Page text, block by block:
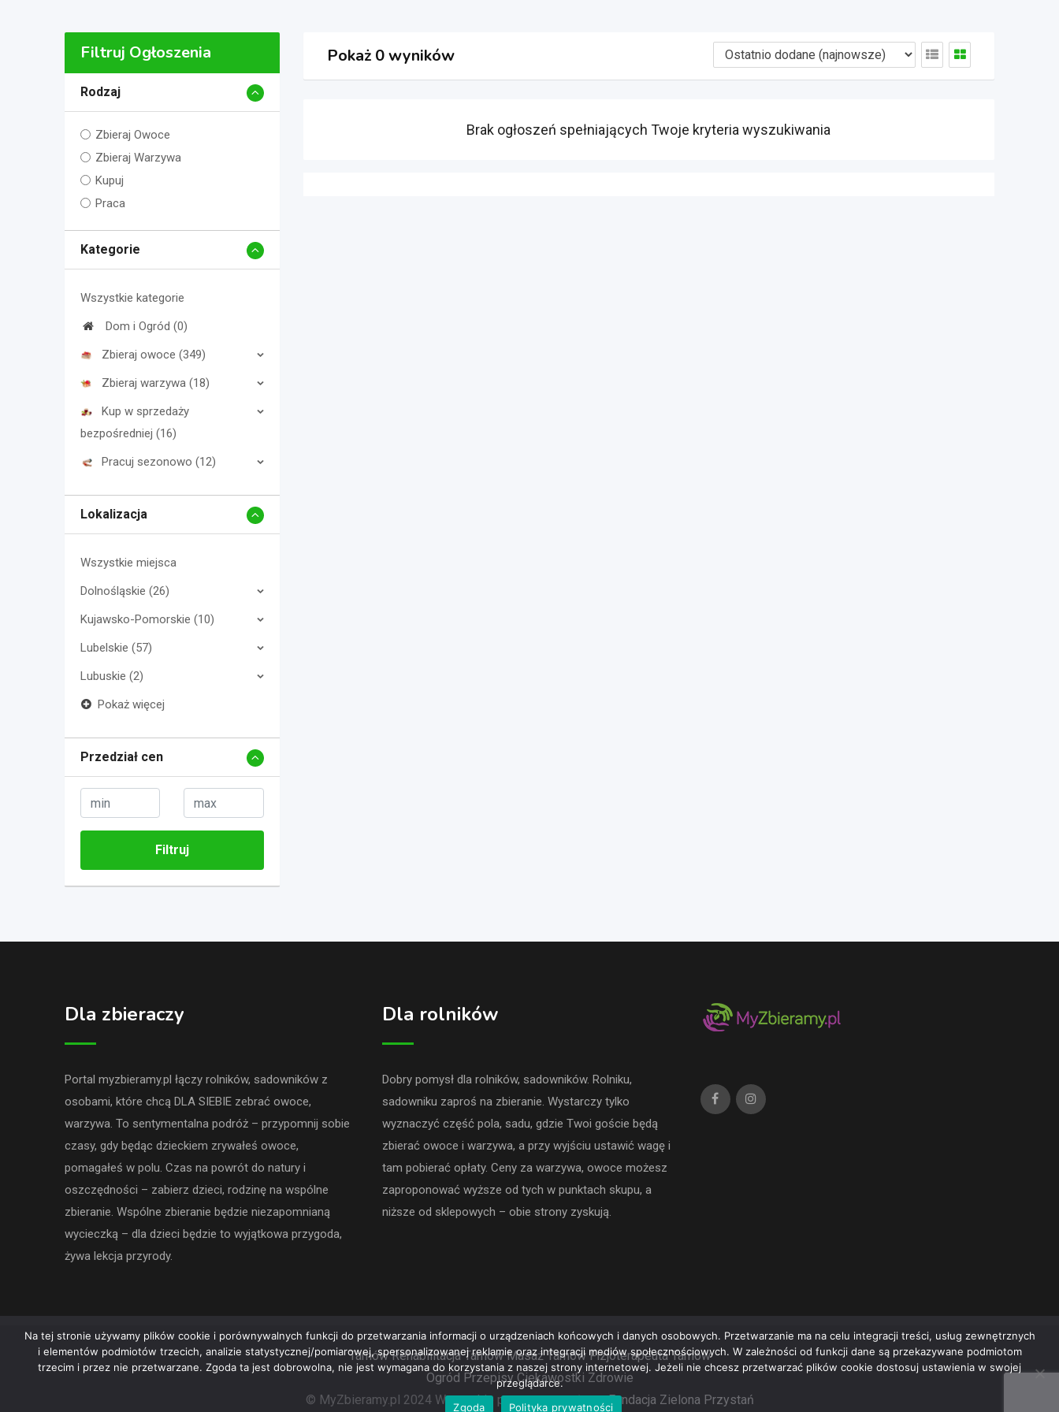
Filtruj Ogłoszenia
Rodzaj
Zbieraj Owoce
Zbieraj Warzywa
Kupuj
Praca
Kategorie
Wszystkie kategorie
Dom i Ogród (0)
Zbieraj owoce (349)
Zbieraj warzywa (18)
Kup w sprzedaży
bezpośredniej (16)
Pracuj sezonowo (12)
Lokalizacja
Wszystkie miejsca
Dolnośląskie (26)
Kujawsko-Pomorskie (10)
Lubelskie (57)
Lubuskie (2)
Pokaż więcej
Przedział cen
Filtruj
Pokaż 0 wyników
Brak ogłoszeń spełniających Twoje kryteria wyszukiwania
Dla zbieraczy
Portal myzbieramy.pl łączy rolników, sadowników z
osobami, które chcą DLA SIEBIE zebrać owoce,
warzywa. To sentymentalna podróż – przypomnij sobie
czasy, gdy będąc dzieckiem zrywałeś owoce,
pomagałeś w polu. Czas na powrót do natury i
oszczędności – zabierz dzieci, rodzinę na wspólne
zbieranie. Wspólne zbieranie będzie niezapomnianą
wycieczką – dla dzieci będzie to wyjątkowa przygoda,
żywa lekcja przyrody.
Dla rolników
Dobry pomysł dla rolników, sadowników. Rolniku,
sadowniku zaproś na zbieranie. Wystarczy tylko
wyznaczyć część pola, sadu, gdzie Twoi goście będą
zbierać owoce i warzywa, a przy wyjściu ustawić wagę i
tam pobierać opłaty. Ceny za warzywa, owoce możesz
zaproponować wyższe od tych w punktach skupu, a
niższe od sklepowych – obie strony zyskują.
Tarnów Rehabilitacja Tarnów Masaż Tarnów Fizjoterapeuta Tarnów
Ogród Przepisy Ciekawostki Zdrowie
© MyZbieramy.pl 2024 Wszystkie prawa zastrzeżone.Fundacja Zielona Przystań
Na tej stronie używamy plików cookie i porównywalnych funkcji do przetwarzania informacji o urządzeniach końcowych i danych osobowych. Przetwarzanie ma na celu integracji treści, usług zewnętrznych
i elementów podmiotów trzecich, analizie statystycznej/pomiarowej, spersonalizowanej reklamie oraz integracji mediów społecznościowych. W zależności od funkcji dane są przekazywane podmiotom
trzecim i przez nie przetwarzane. Zgoda ta jest dobrowolna, nie jest wymagana do korzystania z naszej strony internetowej. Jeżeli nie chcesz przetwarzać plików cookie dostosuj ustawienia w swojej
przeglądarce.
Zgoda
Polityka prywatności